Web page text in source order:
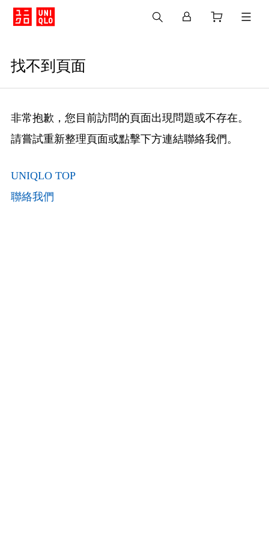
找不到頁面
非常抱歉，您目前訪問的頁面出現問題或不存在。
請嘗試重新整理頁面或點擊下方連結聯絡我們。
UNIQLO TOP
聯絡我們